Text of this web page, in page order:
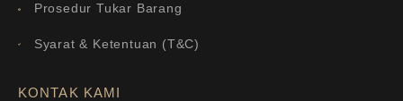
Prosedur Tukar Barang
Syarat & Ketentuan (T&C)
KONTAK KAMI